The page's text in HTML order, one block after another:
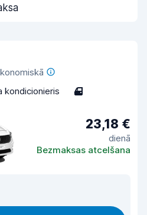
kondicionieris 4
23,18 €
dienā
Bezmaksas atcelšana